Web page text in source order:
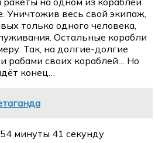
Уничтожив весь свой экипаж,
только одного человека,
Остальные корабли
Так, на долгие-долгие
рабами своих кораблей… Но
конец…
минуты 41 секунду